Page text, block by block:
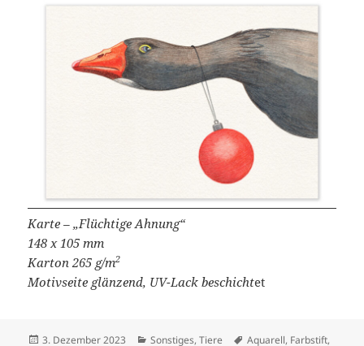
Karte – „Flüchtige Ahnung“
148 x 105 mm
Karton 265 g/m2
Motivseite glänzend, UV-Lack beschichtet
Veröffentlicht
3. Dezember 2023 Kategorien
Sonstiges,Tiere Schlagwörter
Aquarell, Farbstift,